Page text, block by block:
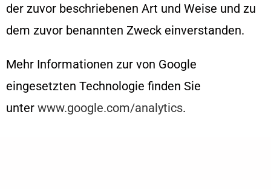
der zuvor beschriebenen Art und Weise und zu
dem zuvor benannten Zweck einverstanden.
Mehr Informationen zur von Google
eingesetzten Technologie finden Sie
unter www.google.com/analytics.